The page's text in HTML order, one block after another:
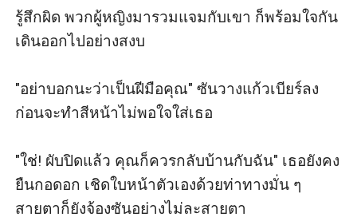
รู้สึกผิด พวกผู้หญิงมารวมแจมกับเขา ก็พร้อมใจกัน
เดินออกไปอย่างสงบ
"อย่าบอกนะว่าเป็นฝีมือคุณ" ซันวางแก้วเบียร์ลง
ก่อนจะทำสีหน้าไม่พอใจใส่เธอ
"ใช่! ผับปิดแล้ว คุณก็ควรกลับบ้านกับฉัน" เธอยังคง
ยืนกอดอก เชิดใบหน้าตัวเองด้วยท่าทางมั่น ๆ
สายตาก็ยังจ้องซันอย่างไม่ละสายตา